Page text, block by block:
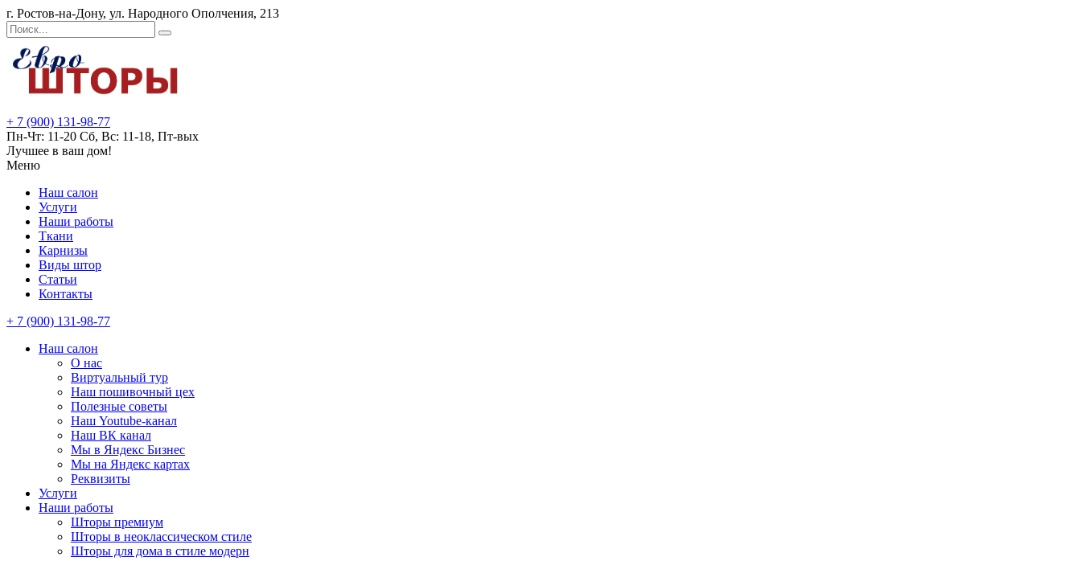
г. Ростов-на-Дону, ул. Народного Ополчения, 213
+ 7 (900) 131-98-77
Пн-Чт: 11-20 Сб, Вс: 11-18, Пт-вых
Лучшее в ваш дом!
Меню
Наш салон
Услуги
Наши работы
Ткани
Карнизы
Виды штор
Статьи
Контакты
+ 7 (900) 131-98-77
Наш салон
О нас
Виртуальный тур
Наш пошивочный цех
Полезные советы
Наш Youtube-канал
Наш ВК канал
Мы в Яндекс Бизнес
Мы на Яндекс картах
Реквизиты
Услуги
Наши работы
Шторы премиум
Шторы в неоклассическом стиле
Шторы для дома в стиле модерн